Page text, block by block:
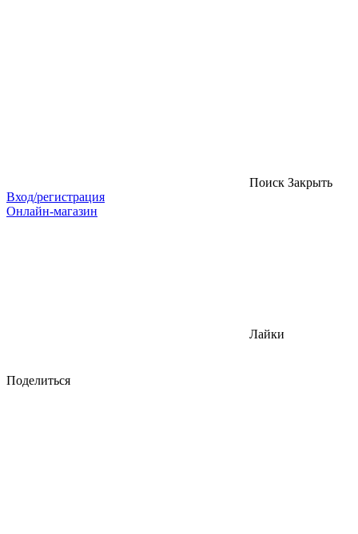
Поиск Закрыть
Вход/регистрация
Онлайн-магазин
Лайки
Поделиться